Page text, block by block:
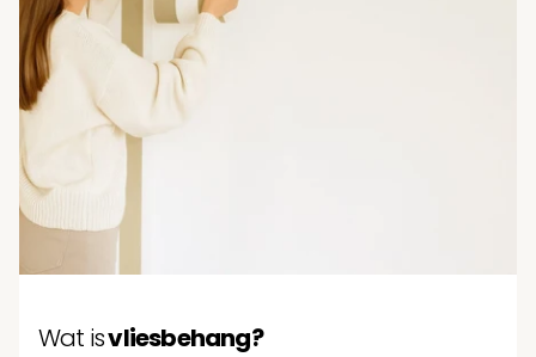
Wat isvliesbehang?